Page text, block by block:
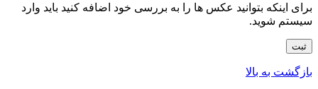
برای اینکه بتوانید عکس ها را به بررسی خود اضافه کنید باید وارد
سیستم شوید.
بازگشت به بالا